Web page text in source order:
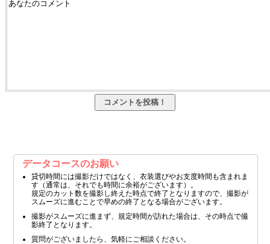
データコースのお願い
貸切時間には撮影だけではなく、衣装選びやお支度時間も含まれま
す（通常は、それでも時間に余裕がございます）。
規定のカット数を撮影し終えた時点で終了となりますので、撮影が
スムーズに進むことで早めの終了となる場合がございます。
撮影がスムーズに進まず、規定時間が訪れた場合は、その時点で撮
影終了となります。
質問がございましたら、気軽にご相談ください。